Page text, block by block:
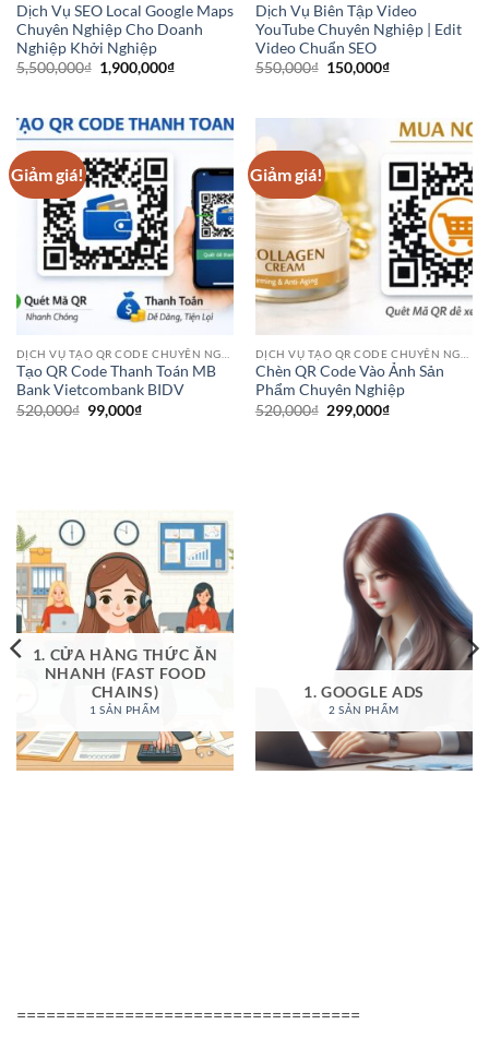
Dịch Vụ SEO Local Google Maps
Chuyên Nghiệp Cho Doanh
Nghiệp Khởi Nghiệp
5,500,000₫ Giá
gốc
1,900,000₫Giá
1,900,000₫.
Dịch Vụ Biên Tập Video
YouTube Chuyên Nghiệp | Edit
Video Chuẩn SEO
550,000₫ Giá
150,000₫Giá
150,000₫.
Giảm giá!
Tạo QR Code Thanh Toán MB
Bank Vietcombank BIDV
520,000₫ Giá
gốc
99,000₫Giá
Giảm giá!
Chèn QR Code Vào Ảnh Sản
Phẩm Chuyên Nghiệp
520,000₫ Giá
299,000₫Giá
1. CỬA HÀNG THỨC ĂN
NHANH (FAST FOOD
CHAINS)
1 SẢN PHẨM
1. GOOGLE ADS
2 SẢN PHẨM
===================================